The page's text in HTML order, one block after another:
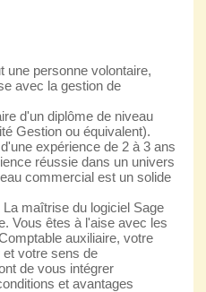
une personne volontaire,
avec la gestion de
d'un diplôme de niveau
Gestion ou équivalent).
expérience de 2 à 3 ans
réussie dans un univers
commercial est un solide
maîtrise du logiciel Sage
Vous êtes à l'aise avec les
auxiliaire, votre
votre sens de
de vous intégrer
et avantages